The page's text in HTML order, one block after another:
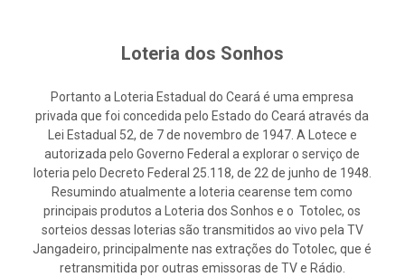
Loteria dos Sonhos
Portanto a Loteria Estadual do Ceará é uma empresa
privada que foi concedida pelo Estado do Ceará através da
Lei Estadual 52, de 7 de novembro de 1947. A Lotece e
autorizada pelo Governo Federal a explorar o serviço de
loteria pelo Decreto Federal 25.118, de 22 de junho de 1948.
Resumindo atualmente a loteria cearense tem como
principais produtos a Loteria dos Sonhos e o Totolec, os
sorteios dessas loterias são transmitidos ao vivo pela TV
Jangadeiro, principalmente nas extrações do Totolec, que é
retransmitida por outras emissoras de TV e Rádio.